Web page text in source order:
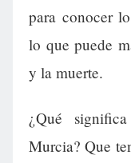
para conocer
lo que puede
y la muerte.
¿Qué
Murcia? Que